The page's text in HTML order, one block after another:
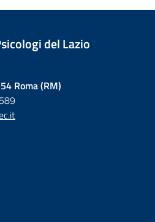
del Lazio
Roma (RM)
tab)